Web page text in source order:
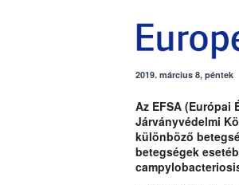
2019. március 8, péntek
Az EFSA (Európai
Járványvédelmi
különböző
betegségek